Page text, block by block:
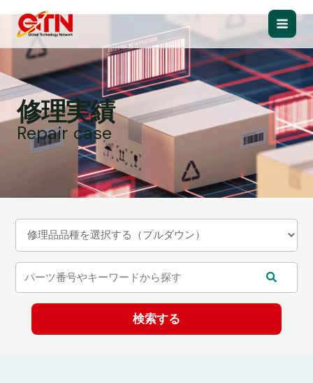
キ
ッ
Main
修理実績
Repair case